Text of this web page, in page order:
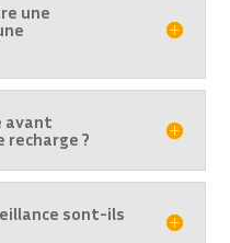
une
avant
recharge ?
sont-ils